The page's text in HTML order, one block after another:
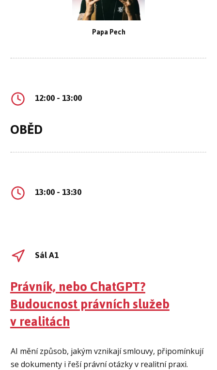
Papa Pech
12:00 - 13:00
OBĚD
13:00 - 13:30
Sál A1
Právník, nebo ChatGPT?
Budoucnost právních služeb
v realitách
AI mění způsob, jakým vznikají smlouvy, připomínkují
se dokumenty i řeší právní otázky v realitní praxi.